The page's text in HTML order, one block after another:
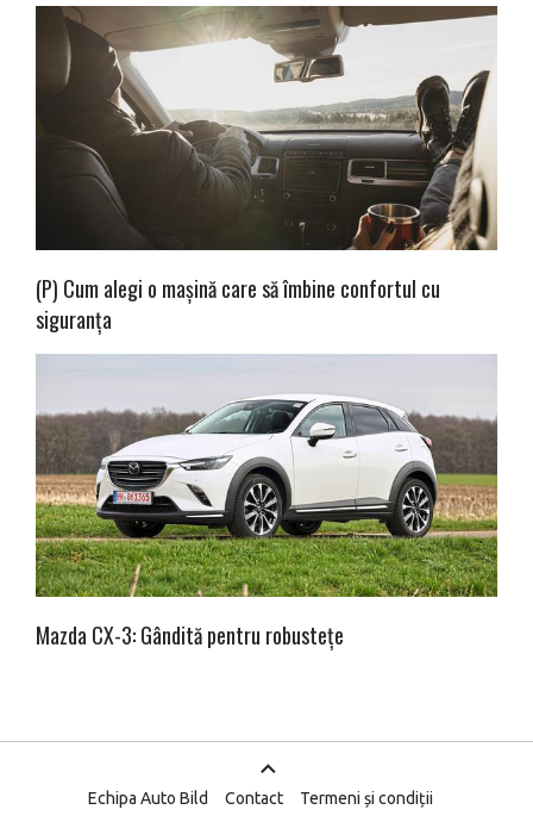
(P) Cum alegi o mașină care să îmbine confortul cu
siguranța
Mazda CX-3: Gândită pentru robustețe
Echipa Auto Bild Contact
Termeni și condiții